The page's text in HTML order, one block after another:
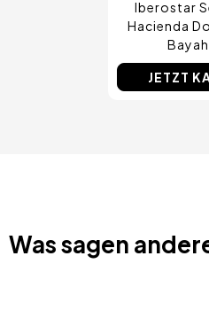
Iberostar
Hacienda
JETZT
Was sagen